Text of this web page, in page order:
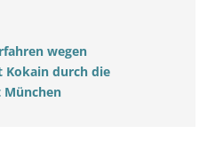
wegen
Kokain durch die
München